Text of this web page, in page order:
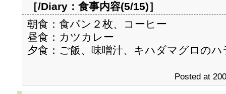
［/Diary： 食事内容(5/15)］
朝食：食パン２枚、コーヒー
昼食：カツカレー
夕食：ご飯、味噌汁、キハダマグロの
Posted at